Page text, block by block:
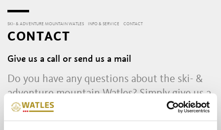
SKI- & ADVENTURE MOUNTAIN WATLES INFO & SERVICE CONTACT
CONTACT
Give us a call or send us a mail
Do you have any questions about the ski- &
adventure mountain Watles? Simply give us a
call or send a mail.
Our team is looking forward to your request